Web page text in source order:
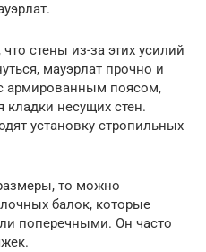
стены из-за этих усилий
мауэрлат прочно и
армированным поясом,
несущих стен.
установку стропильных
то можно
балок, которые
поперечными. Он часто